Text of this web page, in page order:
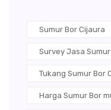
Sumur Bor Cijaura
Survey Jasa
Tukang Sumur Bor
Harga Sumur Bor